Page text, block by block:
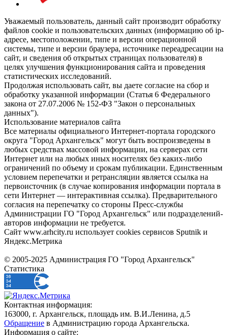
Уважаемый пользователь, данный сайт производит обработку
файлов cookie и пользовательских данных (информацию об ip-
адресе, местоположении, типе и версии операционной
системы, типе и версии браузера, источнике переадресации на
сайт, и сведения об открытых страницах пользователя) в
целях улучшения функционирования сайта и проведения
статистических исследований.
Продолжая использовать сайт, вы даете согласие на сбор и
обработку указанной информации (Статья 6 Федерального
закона от 27.07.2006 № 152-ФЗ "Закон о персональных
данных").
Использование материалов сайта
Все материалы официального Интернет-портала городского
округа "Город Архангельск" могут быть воспроизведены в
любых средствах массовой информации, на серверах сети
Интернет или на любых иных носителях без каких-либо
ограничений по объему и срокам публикации. Единственным
условием перепечатки и ретрансляции является ссылка на
первоисточник (в случае копирования информации портала в
сети Интернет — интерактивная ссылка). Предварительного
согласия на перепечатку со стороны Пресс-службы
Администрации ГО "Город Архангельск" или подразделений-
авторов информации не требуется.
Сайт www.arhcity.ru использует cookies сервисов Sputnik и
Яндекс.Метрика
© 2005-2025 Администрация ГО "Город Архангельск"
Статистика
Контактная информация:
163000, г. Архангельск, площадь им. В.И.Ленина, д.5
Обращение в Администрацию города Архангельска.
Информация о сайте: